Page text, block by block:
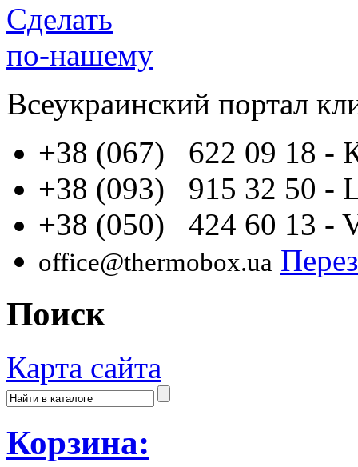
Сделать
по-нашему
Всеукраинский портал
+38 (067) 622 09 18 -
+38 (093) 915 32 50 -
+38 (050) 424 60 13 -
office@thermobox.ua
Поиск
Карта сайта
Корзина: